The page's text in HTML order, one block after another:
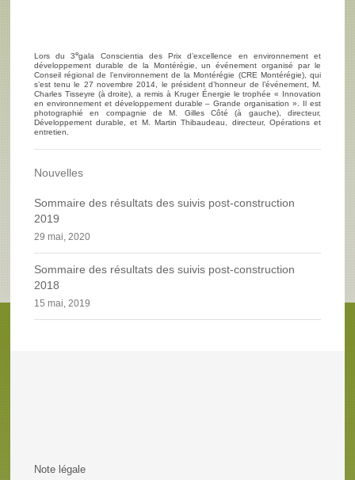
Lors du 3egala Conscientia des Prix d’excellence en environnement et
développement durable de la Montérégie, un événement organisé par le
Conseil régional de l’environnement de la Montérégie (CRE Montérégie), qui
s’est tenu le 27 novembre 2014, le président d’honneur de l’événement, M.
Charles Tisseyre (à droite), a remis à Kruger Énergie le trophée « Innovation
en environnement et développement durable – Grande organisation ». Il est
photographié en compagnie de M. Gilles Côté (à gauche), directeur,
Développement durable, et M. Martin Thibaudeau, directeur, Opérations et
entretien.
Nouvelles
Sommaire des résultats des suivis post-construction
2019
29 mai, 2020
Sommaire des résultats des suivis post-construction
2018
15 mai, 2019
Note légale